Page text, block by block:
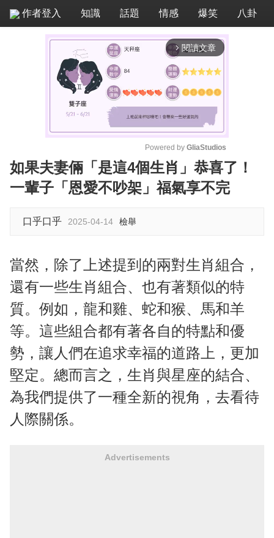
作者登入 知識 話題 情感 爆笑 八卦
arrow_forward_ios 閱讀文章
u
Powered by GliaStudios
如果夫妻倆「是這4個生肖」恭喜了！
一輩子「恩愛不吵架」福氣享不完
口乎口乎 2025-04-14 檢舉
當然，除了上述提到的兩對生肖組合，
還有一些生肖組合、也有著類似的特
質。例如，龍和雞、蛇和猴、馬和羊
等。這些組合都有著各自的特點和優
勢，讓人們在追求幸福的道路上，更加
堅定。總而言之，生肖與星座的結合、
為我們提供了一種全新的視角，去看待
人際關係。
Advertisements